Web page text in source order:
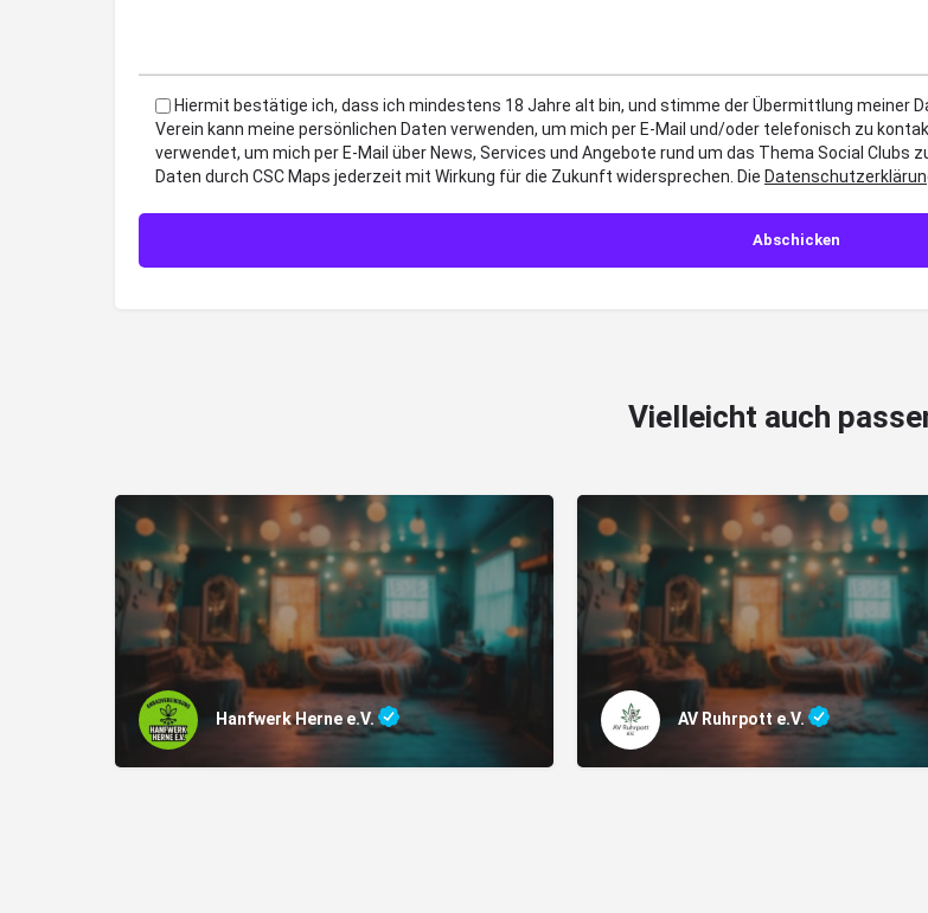
Hiermit bestätige ich, dass ich mindestens 18 Jahre alt bin, und stimme der Übermittlung meiner
Verein kann meine persönlichen Daten verwenden, um mich per E-Mail und/oder telefonisch zu
verwendet, um mich per E-Mail über News, Services und Angebote rund um das Thema Social Clubs
Daten durch CSC Maps jederzeit mit Wirkung für die Zukunft widersprechen. Die
Vielleicht auch
Hanfwerk Herne e.V. AV Ruhrpott e.V.